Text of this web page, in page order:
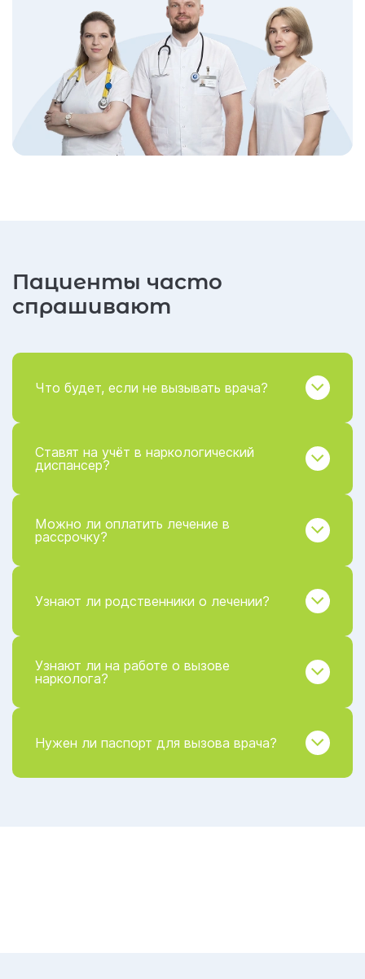
Пациенты часто
спрашивают
Что будет, если не вызывать врача?
Ставят на учёт в наркологический
диспансер?
Можно ли оплатить лечение в
рассрочку?
Узнают ли родственники о лечении?
Узнают ли на работе о вызове
нарколога?
Нужен ли паспорт для вызова врача?